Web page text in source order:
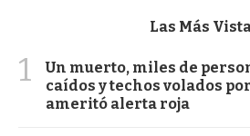
Las Más
1
Un muerto, miles de
caídos y techos volados
ameritó alerta roja